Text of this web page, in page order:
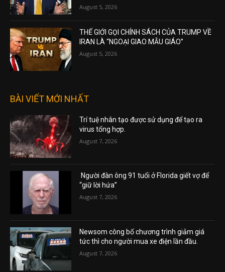
August 5, 2026
THẾ GIỚI GỌI CHÍNH SÁCH CỦA TRUMP VỀ
IRAN LÀ “NGOẠI GIAO MẪU GIÁO”
August 5, 2026
BÀI VIẾT MỚI NHẤT
Trí tuệ nhân tạo được sử dụng để tạo ra
virus tổng hợp.
August 7, 2026
Người đàn ông 91 tuổi ở Florida giết vợ để
“giữ lời hứa”
August 7, 2026
Newsom công bố chương trình giảm giá
tức thì cho người mua xe điện lần đầu.
August 7, 2026